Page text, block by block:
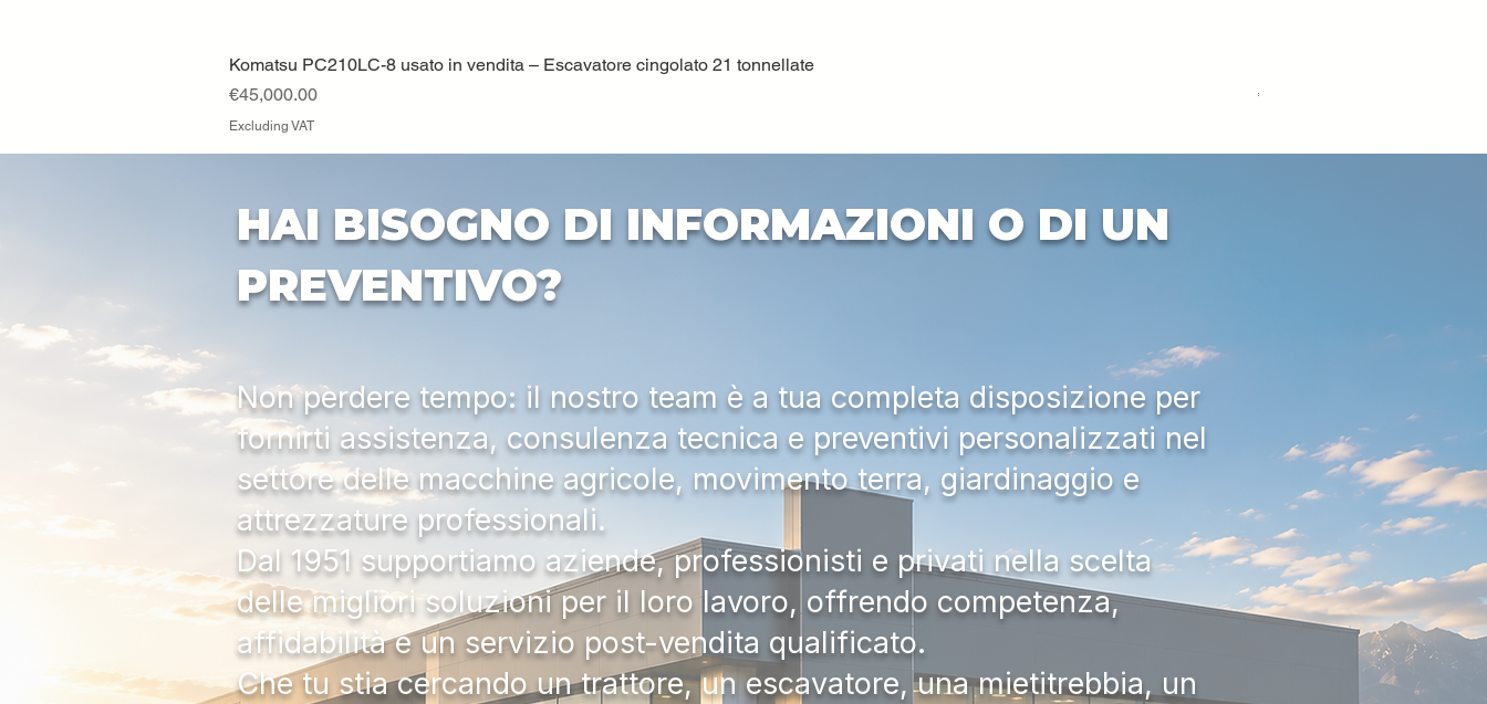
Quick View
Komatsu PC210LC-8 usato in vendita – Escavatore cingolato 21 tonnellate
Price
€45,000.00
Excluding VAT
Price
€33,000.00
HAI BISOGNO DI INFORMAZIONI O DI UN
PREVENTIVO?
Non perdere tempo: il nostro team è a tua completa disposizione per
fornirti assistenza, consulenza tecnica e preventivi personalizzati nel
settore delle macchine agricole, movimento terra, giardinaggio e
attrezzature professionali.
Dal 1951 supportiamo aziende, professionisti e privati nella scelta
delle migliori soluzioni per il loro lavoro, offrendo competenza,
affidabilità e un servizio post-vendita qualificato.
Che tu stia cercando un trattore, un escavatore, una mietitrebbia, un